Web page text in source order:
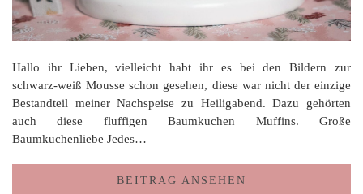
Hallo ihr Lieben, vielleicht habt ihr es bei den Bildern zur
schwarz-weiß Mousse schon gesehen, diese war nicht der einzige
Bestandteil meiner Nachspeise zu Heiligabend. Dazu gehörten
auch diese fluffigen Baumkuchen Muffins. Große
Baumkuchenliebe Jedes…
BEITRAG ANSEHEN